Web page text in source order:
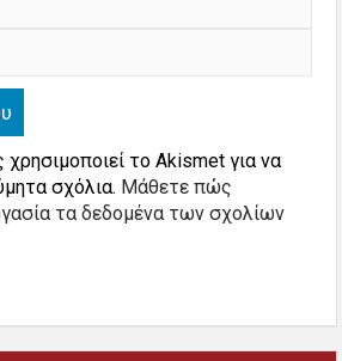
το Akismet για να
σχόλια. Μάθετε πώς
τα δεδομένα των σχολίων